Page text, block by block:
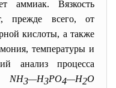
аммиак. Вязкость
прежде всего, от
кислоты, а также
температуры и
анализ процесса
NH3—Н3РО4—Н2О